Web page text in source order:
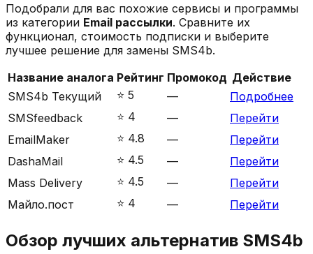
Подобрали для вас похожие сервисы и программы
из категории Email рассылки. Сравните их
функционал, стоимость подписки и выберите
лучшее решение для замены SMS4b.
Название аналога Рейтинг Промокод Действие
SMS4b Текущий ⭐️ 5 —
Подробнее
SMSfeedback
⭐️ 4 —
Перейти
EmailMaker
⭐️ 4.8 —
Перейти
DashaMail
⭐️ 4.5 —
Перейти
Mass Delivery
⭐️ 4.5 —
Перейти
Майло.пост
⭐️ 4 — Перейти
Обзор лучших альтернатив SMS4b